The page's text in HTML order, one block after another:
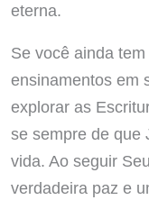
eterna.
Se você ainda
ensinamentos em
explorar as
se sempre de que
vida. Ao seguir
verdadeira paz e